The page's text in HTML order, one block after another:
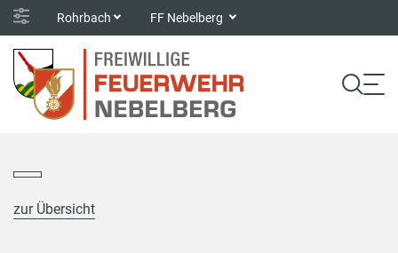
Rohrbach FF Nebelberg
zur Übersicht